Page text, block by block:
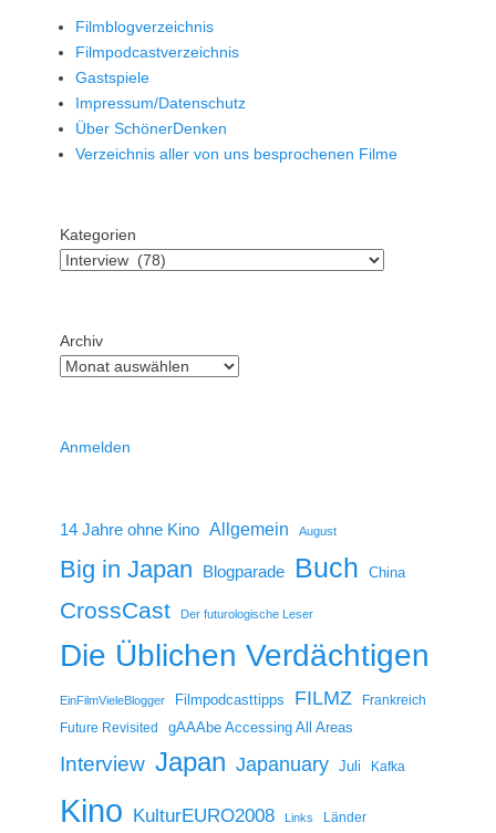
Filmblogverzeichnis
Filmpodcastverzeichnis
Gastspiele
Impressum/Datenschutz
Über SchönerDenken
Verzeichnis aller von uns besprochenen Filme
Kategorien
Archiv
Anmelden
14 Jahre ohne Kino Allgemein August
Big in Japan Blogparade Buch China
CrossCast Der futurologische Leser
Die Üblichen Verdächtigen
EinFilmVieleBlogger Filmpodcasttipps FILMZ
Frankreich
Future Revisited
gAAAbe Accessing All Areas
Interview Japan Japanuary Juli Kafka
Kino KulturEURO2008 Links Länder